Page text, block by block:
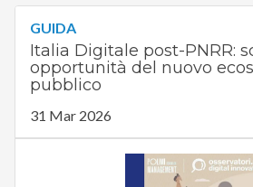
GUIDA
Italia Digitale post-PNRR:
opportunità del nuovo
pubblico
31 Mar 2026